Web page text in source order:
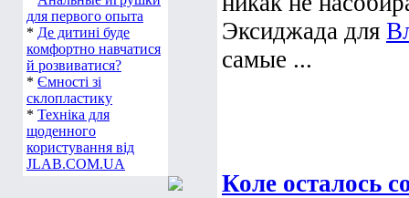
для первого опыта
* Де дитині буде
комфортно навчатися
й розвиватися?
* Ємності зі
склопластику
* Техніка для
щоденного
користування від
JLAB.COM.UA
Эксиджада для
самые ...
Коле осталось